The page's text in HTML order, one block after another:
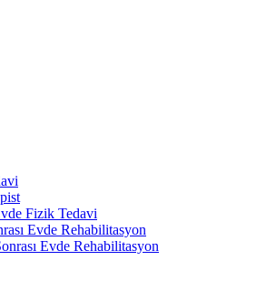
Fizik Tedavi
Evde Rehabilitasyon
Evde Rehabilitasyon